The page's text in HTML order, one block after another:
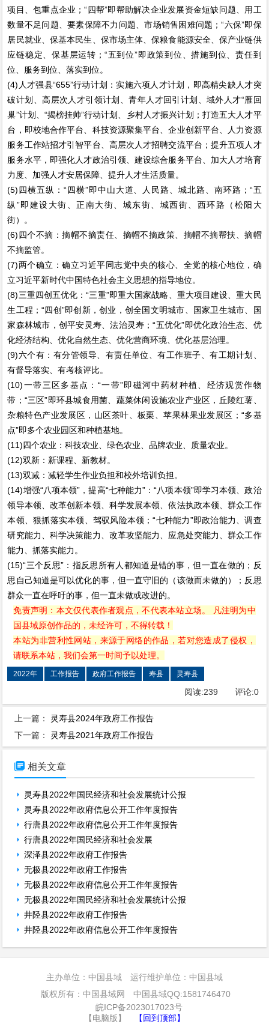
项目、包重点企业；“四帮”即帮助解决企业发展资金短缺问题、用工
数量不足问题、要素保障不力问题、市场销售困难问题；“六保”即保
居民就业、保基本民生、保市场主体、保粮食能源安全、保产业链供
应链稳定、保基层运转；“五到位”即政策到位、措施到位、责任到
位、服务到位、落实到位。
(4)人才强县“655”行动计划：实施六项人才计划，即高精尖缺人才突
破计划、高层次人才引领计划、青年人才回引计划、域外人才“雁回
巢”计划、“揭榜挂帅”行动计划、乡村人才振兴计划；打造五大人才平
台，即校地合作平台、科技资源聚集平台、企业创新平台、人力资源
服务工作站招才引智平台、高层次人才招聘交流平台；提升五项人才
服务水平，即强化人才政治引领、建设综合服务平台、加大人才培育
力度、加强人才安居保障、提升人才生活质量。
(5)四横五纵：“四横”即中山大道、人民路、城北路、南环路；“五
纵”即建设大街、正南大街、城东街、城西街、西环路（松阳大
街）。
(6)四个不摘：摘帽不摘责任、摘帽不摘政策、摘帽不摘帮扶、摘帽
不摘监管。
(7)两个确立：确立习近平同志党中央的核心、全党的核心地位，确
立习近平新时代中国特色社会主义思想的指导地位。
(8)三重四创五优化：“三重”即重大国家战略、重大项目建设、重大民
生工程；“四创”即创新，创业，创全国文明城市、国家卫生城市、国
家森林城市，创平安灵寿、法治灵寿；“五优化”即优化政治生态、优
化经济结构、优化自然生态、优化营商环境、优化基层治理。
(9)六个有：有分管领导、有责任单位、有工作班子、有工期计划、
有督导落实、有考核评比。
(10)一带三区多基点：“一带”即磁河中药材种植、经济观赏作物
带；“三区”即环县城食用菌、蔬菜休闲设施农业产业区，丘陵红薯、
杂粮特色产业发展区，山区茶叶、板栗、苹果林果业发展区；“多基
点”即多个农业园区和种植基地。
(11)四个农业：科技农业、绿色农业、品牌农业、质量农业。
(12)双新：新课程、新教材。
(13)双减：减轻学生作业负担和校外培训负担。
(14)增强“八项本领”，提高“七种能力”：“八项本领”即学习本领、政治
领导本领、改革创新本领、科学发展本领、依法执政本领、群众工作
本领、狠抓落实本领、驾驭风险本领；“七种能力”即政治能力、调查
研究能力、科学决策能力、改革攻坚能力、应急处突能力、群众工作
能力、抓落实能力。
(15)“三个反思”：指反思所有人都知道是错的事，但一直在做的；反
思自己知道是可以优化的事，但一直守旧的（该做而未做的）；反思
群众一直在呼吁的事，但一直未做或改进的。
免责声明：本文仅代表作者观点，不代表本站立场。 凡注明为中
国县域原创作品的，未经许可，不得转载！
本站为非营利性网站，来源于网络的作品，若对您造成了侵权，
请联系本站，我们会第一时间予以处理。
2022年 工作报告 政府工作报告 寿县 灵寿县
阅读:239 评论:0
上一篇： 灵寿县2024年政府工作报告
下一篇： 灵寿县2021年政府工作报告
 相关文章
灵寿县2022年国民经济和社会发展统计公报
灵寿县2022年政府信息公开工作年度报告
行唐县2022年政府信息公开工作年度报告
行唐县2022年国民经济和社会发展
深泽县2022年政府工作报告
无极县2022年政府工作报告
无极县2022年政府信息公开工作年度报告
无极县2022年国民经济和社会发展统计公报
井陉县2022年政府工作报告
井陉县2022年政府信息公开工作年度报告
主办单位：中国县域 运行维护单位：中国县域
版权所有：中国县域网 中国县域QQ:1581746470
皖ICP备2023017023号
【电脑版】
【回到顶部】